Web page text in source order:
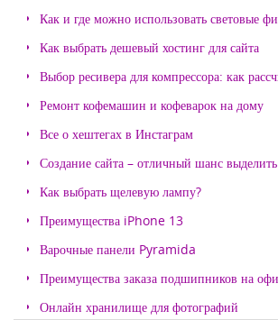
Как и где можно использовать световые
Как выбрать дешевый хостинг для сайта
Выбор ресивера для компрессора: как
Ремонт кофемашин и кофеварок на дому
Все о хештегах в Инстаграм
Создание сайта – отличный шанс
Как выбрать щелевую лампу?
Преимущества iPhone 13
Варочные панели Pyramida
Преимущества заказа подшипников на
Онлайн хранилище для фотографий